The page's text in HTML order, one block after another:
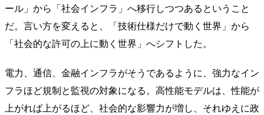
ール」から「社会インフラ」へ移行しつつあるということ
だ。言い方を変えると、「技術仕様だけで動く世界」から
「社会的な許可の上に動く世界」へシフトした。
電力、通信、金融インフラがそうであるように、強力なイン
フラほど規制と監視の対象になる。高性能モデルは、性能が
上がれば上がるほど、社会的な影響力が増し、それゆえに政